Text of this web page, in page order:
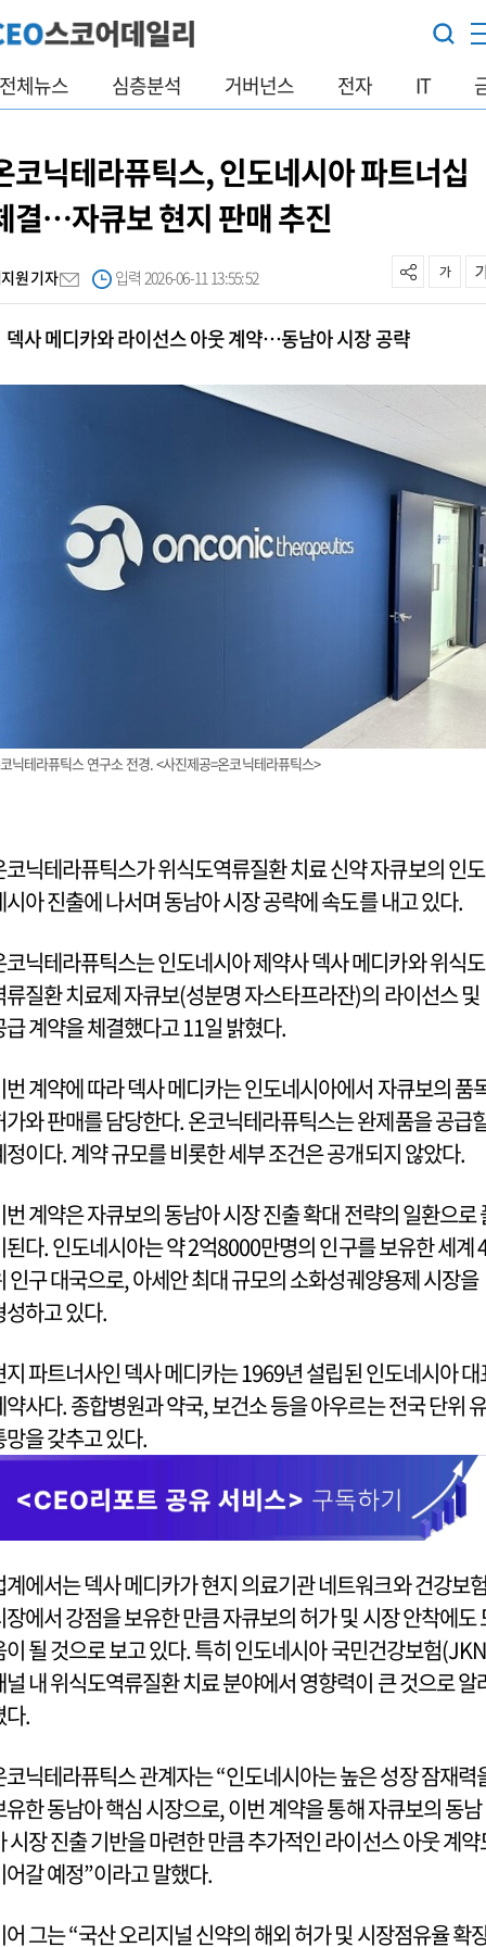
전체뉴스 심층분석 거버넌스 전자 IT
코닉테라퓨틱스, 인도네시아 파트너십
결…자큐보 현지 판매 추진
원 기자 입력 2026-06-11 13:55:52
덱사 메디카와 라이선스 아웃 계약…동남아 시장 공략
닉테라퓨틱스 연구소 전경. <사진제공=온코닉테라퓨틱스>
코닉테라퓨틱스가 위식도역류질환 치료 신약 자큐보의 인도
시아 진출에 나서며 동남아 시장 공략에 속도를 내고 있다.
코닉테라퓨틱스는 인도네시아 제약사 덱사 메디카와 위식도
류질환 치료제 자큐보(성분명 자스타프라잔)의 라이선스 및
급 계약을 체결했다고 11일 밝혔다.
번 계약에 따라 덱사 메디카는 인도네시아에서 자큐보의 품
가와 판매를 담당한다. 온코닉테라퓨틱스는 완제품을 공급
정이다. 계약 규모를 비롯한 세부 조건은 공개되지 않았다.
번 계약은 자큐보의 동남아 시장 진출 확대 전략의 일환으로
된다. 인도네시아는 약 2억8000만명의 인구를 보유한 세계
인구 대국으로, 아세안 최대 규모의 소화성궤양용제 시장을
성하고 있다.
지 파트너사인 덱사 메디카는 1969년 설립된 인도네시아 대
약사다. 종합병원과 약국, 보건소 등을 아우르는 전국 단위 유
망을 갖추고 있다.
계에서는 덱사 메디카가 현지 의료기관 네트워크와 건강보험
장에서 강점을 보유한 만큼 자큐보의 허가 및 시장 안착에도
이 될 것으로 보고 있다. 특히 인도네시아 국민건강보험
널 내 위식도역류질환 치료 분야에서 영향력이 큰 것으로 알
다.
코닉테라퓨틱스 관계자는 “인도네시아는 높은 성장 잠재력
유한 동남아 핵심 시장으로, 이번 계약을 통해 자큐보의 동남
시장 진출 기반을 마련한 만큼 추가적인 라이선스 아웃 계약
어갈 예정”이라고 말했다.
어 그는 “국산 오리지널 신약의 해외 허가 및 시장점유율 확